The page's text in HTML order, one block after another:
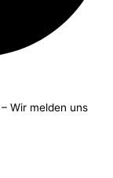
– Wir melden uns